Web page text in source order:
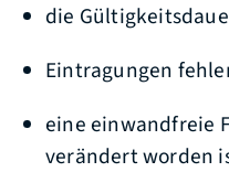
die
Eintragungen
eine einwandfreie
verändert worden